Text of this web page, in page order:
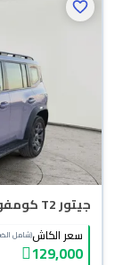
جيتور T2 كومفورت 2026
سعر الكاش(شامل
129,000